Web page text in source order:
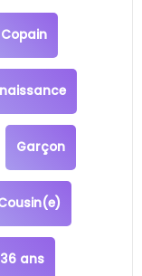
Copain
Garçon
ans